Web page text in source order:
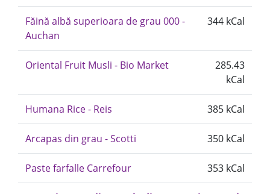
Făină albă superioara de grau 000 -
Auchan
344 kCal
Oriental Fruit Musli - Bio Market
285.43
kCal
Humana Rice - Reis 385 kCal
Arcapas din grau - Scotti 350 kCal
Paste farfalle Carrefour 353 kCal